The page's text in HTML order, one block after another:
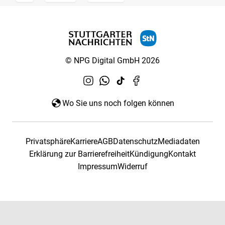
© NPG Digital GmbH 2026
Wo Sie uns noch folgen können
PrivatsphäreKarriereAGBDatenschutzMediadaten
Erklärung zur BarrierefreiheitKündigungKontakt
ImpressumWiderruf